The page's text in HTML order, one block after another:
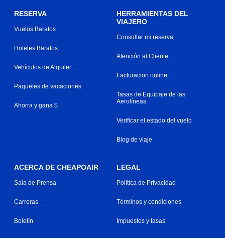
RESERVA
Vuelos Baratos
Hoteles Baratos
Vehículos de Alquiler
Paquetes de vacaciones
Ahorra y gana $
HERRAMIENTAS DEL
VIAJERO
Consultar mi reserva
Atención al Cliente
Facturacion online
Tasas de Equipaje de las
Aerolíneas
Verificar el estado del vuelo
Blog de viaje
ACERCA DE CHEAPOAIR
Sala de Prensa
Carreras
Boletín
LEGAL
Política de Privacidad
Términos y condiciones
Impuestos y tasas